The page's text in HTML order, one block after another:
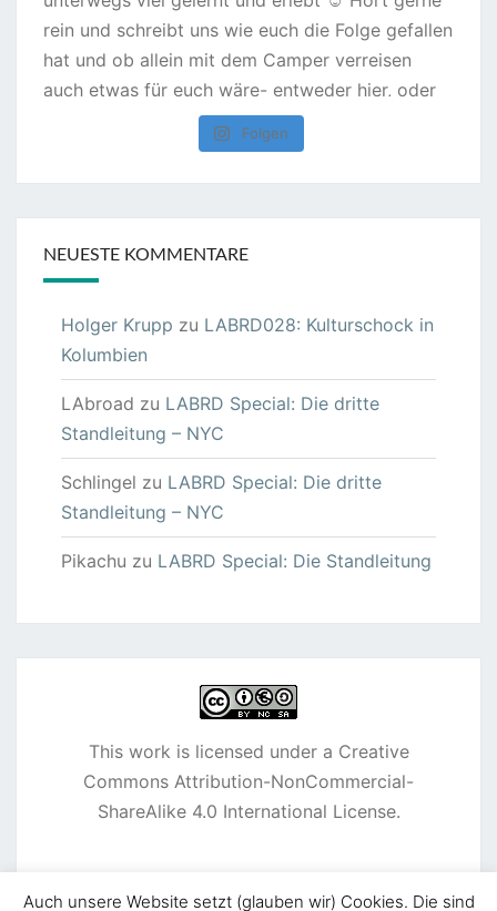
Folgen
NEUESTE KOMMENTARE
Holger Krupp zu LABRD028: Kulturschock in
Kolumbien
LAbroad zu LABRD Special: Die dritte
Standleitung – NYC
Schlingel zu LABRD Special: Die dritte
Standleitung – NYC
Pikachu zu LABRD Special: Die Standleitung
This work is licensed under a Creative
Commons Attribution-NonCommercial-
ShareAlike 4.0 International License.
Auch unsere Website setzt (glauben wir) Cookies. Die sind